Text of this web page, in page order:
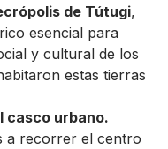
de Tútugi,
esencial para
y cultural de los
estas tierras
casco urbano.
a recorrer el centro